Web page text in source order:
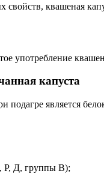
свойств, квашеная
употребление
капуста
подагре является
Р, Д, группы В);